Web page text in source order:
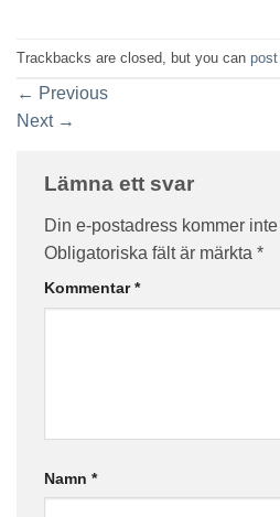
Trackbacks are closed, but you can
← Previous
Next →
Lämna ett svar
Din e-postadress kommer
Obligatoriska fält är märkta *
Kommentar*
Namn *